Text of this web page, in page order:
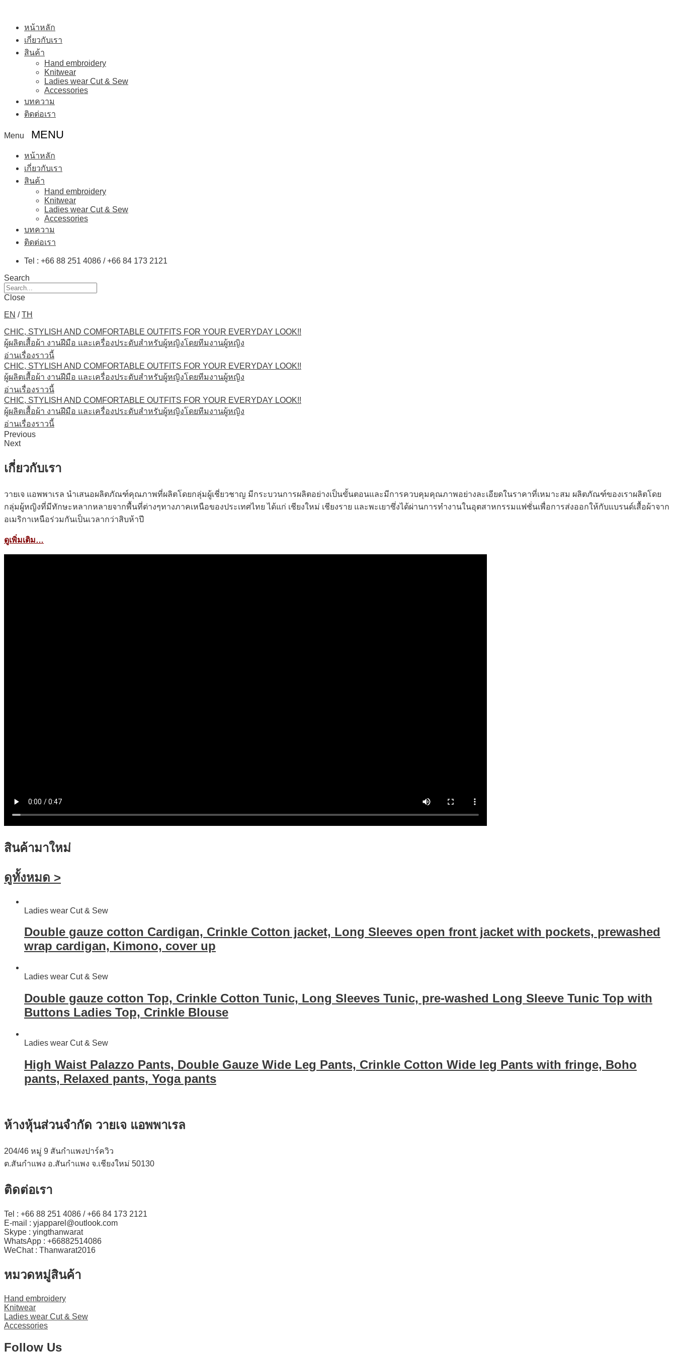
หน้าหลัก
เกี่ยวกับเรา
สินค้า
Hand embroidery
Knitwear
Ladies wear Cut & Sew
Accessories
บทความ
ติดต่อเรา
Menu
หน้าหลัก
เกี่ยวกับเรา
สินค้า
Hand embroidery
Knitwear
Ladies wear Cut & Sew
Accessories
บทความ
ติดต่อเรา
Tel : +66 88 251 4086 / +66 84 173 2121
Search
Close
EN /TH
CHIC, STYLISH AND COMFORTABLE OUTFITS FOR YOUR EVERYDAY LOOK!!
ผู้ผลิตเสื้อผ้า งานฝีมือ และเครื่องประดับสำหรับผู้หญิงโดยทีมงานผู้หญิง
อ่านเรื่องราวนี้
CHIC, STYLISH AND COMFORTABLE OUTFITS FOR YOUR EVERYDAY LOOK!!
ผู้ผลิตเสื้อผ้า งานฝีมือ และเครื่องประดับสำหรับผู้หญิงโดยทีมงานผู้หญิง
อ่านเรื่องราวนี้
CHIC, STYLISH AND COMFORTABLE OUTFITS FOR YOUR EVERYDAY LOOK!!
ผู้ผลิตเสื้อผ้า งานฝีมือ และเครื่องประดับสำหรับผู้หญิงโดยทีมงานผู้หญิง
อ่านเรื่องราวนี้
Previous
Next
เกี่ยวกับเรา
วายเจ แอพพาเรล นำเสนอผลิตภัณฑ์คุณภาพที่ผลิตโดยกลุ่มผู้เชี่ยวชาญ มีกระบวนการผลิตอย่างเป็นขั้นตอนและมีการควบคุมคุณภาพอย่างละเอียดในราคาที่เหมาะสม ผลิตภัณฑ์ของเราผลิตโดย
กลุ่มผู้หญิงที่มีทักษะหลากหลายจากพื้นที่ต่างๆทางภาคเหนือของประเทศไทย ได้แก่ เชียงใหม่ เชียงราย และพะเยาซึ่งได้ผ่านการทำงานในอุตสาหกรรมแฟชั่นเพื่อการส่งออกให้กับแบรนด์เสื้อผ้าจาก
อเมริกาเหนือร่วมกันเป็นเวลากว่าสิบห้าปี
ดูเพิ่มเติม…
สินค้ามาใหม่
ดูทั้งหมด >
Ladies wear Cut & Sew
Double gauze cotton Cardigan, Crinkle Cotton jacket, Long Sleeves open front jacket with pockets, prewashed
wrap cardigan, Kimono, cover up
Ladies wear Cut & Sew
Double gauze cotton Top, Crinkle Cotton Tunic, Long Sleeves Tunic, pre-washed Long Sleeve Tunic Top with
Buttons Ladies Top, Crinkle Blouse
Ladies wear Cut & Sew
High Waist Palazzo Pants, Double Gauze Wide Leg Pants, Crinkle Cotton Wide leg Pants with fringe, Boho
pants, Relaxed pants, Yoga pants
ห้างหุ้นส่วนจำกัด วายเจ แอพพาเรล
204/46 หมู่ 9 สันกำแพงปาร์ควิว
ต.สันกำแพง อ.สันกำแพง จ.เชียงใหม่ 50130
ติดต่อเรา
Tel : +66 88 251 4086 / +66 84 173 2121
E-mail : yjapparel@outlook.com
Skype : yingthanwarat
WhatsApp : +66882514086
WeChat : Thanwarat2016
หมวดหมู่สินค้า
Hand embroidery
Knitwear
Ladies wear Cut & Sew
Accessories
Follow Us